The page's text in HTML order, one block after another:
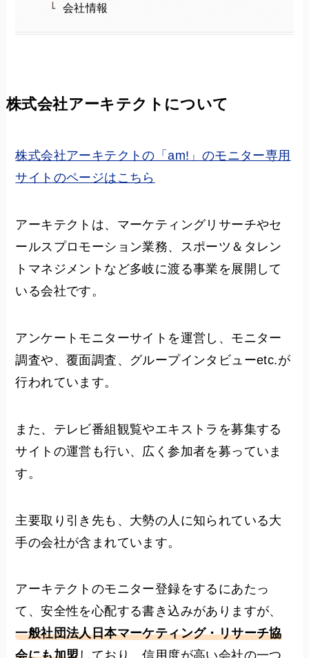
会社情報
株式会社アーキテクトについて
株式会社アーキテクトの「am!」のモニター専用
サイトのページはこちら
アーキテクトは、マーケティングリサーチやセ
ールスプロモーション業務、スポーツ＆タレン
トマネジメントなど多岐に渡る事業を展開して
いる会社です。
アンケートモニターサイトを運営し、モニター
調査や、覆面調査、グループインタビューetc.が
行われています。
また、テレビ番組観覧やエキストラを募集する
サイトの運営も行い、広く参加者を募っていま
す。
主要取り引き先も、大勢の人に知られている大
手の会社が含まれています。
アーキテクトのモニター登録をするにあたっ
て、安全性を心配する書き込みがありますが、
一般社団法人日本マーケティング・リサーチ協